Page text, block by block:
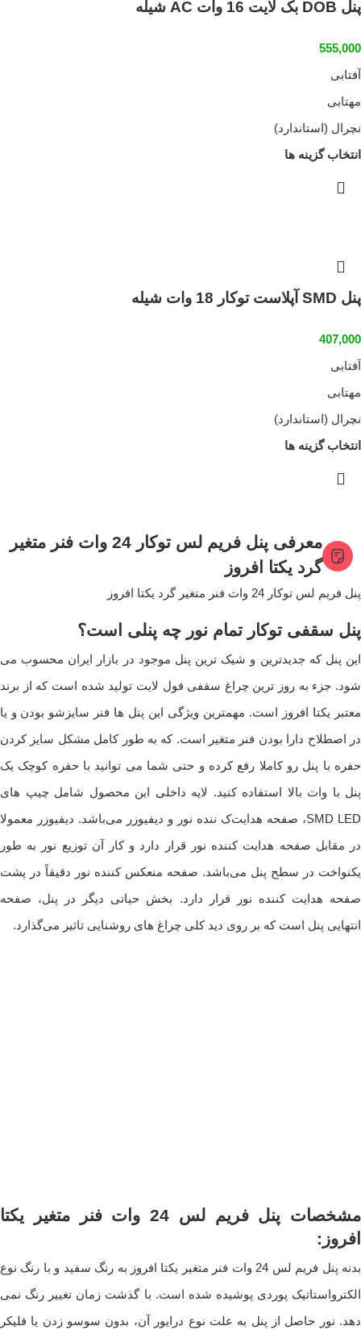
پنل DOB بک لایت 16 وات AC شیله
555,000
آفتابی
مهتابی
نچرال (استاندارد)
انتخاب گزینه ها
پنل SMD آپلاست توکار 18 وات شیله
407,000
آفتابی
مهتابی
نچرال (استاندارد)
انتخاب گزینه ها
معرفی ‌پنل فریم لس توکار 24 وات فنر متغیر
گرد یکتا افروز
پنل فریم لس توکار 24 وات فنر متغیر گرد یکتا افروز
پنل سقفی توکار تمام نور چه پنلی است؟
این پنل که جدیدترین و شیک ترین پنل موجود در بازار ایران محسوب می
شود. جزء به روز ترین چراغ سقفی فول لایت تولید شده است که از برند
معتبر یکتا افروز است. مهمترین ویژگی این پنل ها فنر سایزشو بودن و یا
در اصطلاح دارا بودن فنر متغیر است. که به طور کامل مشکل سایز کردن
حفره با پنل رو کاملا رفع کرده و حتی شما می توانید با حفره کوچک یک
پنل با وات بالا استفاده کنید. لایه داخلی این محصول شامل چیپ‌ های
SMD LED، صفحه هدایت‌ک ننده نور و دیفیوزر می‌باشد. دیفیوزر معمولا
در مقابل صفحه هدایت‌ کننده نور قرار دارد و کار آن توزیع نور به طور
یکنواخت در سطح پنل می‌باشد. صفحه منعکس‌ کننده نور دقیقاً در پشت
صفحه هدایت‌ کننده نور قرار دارد. بخش حیاتی دیگر در پنل، صفحه
انتهایی پنل است که بر روی دید کلی چراغ‌ های روشنایی تاثیر می‌گذارد.
مشخصات پنل فریم لس 24 وات فنر متغیر یکتا
افروز:
بدنه پنل فریم لس 24 وات فنر متغیر یکتا افروز به رنگ سفید و با رنگ نوع
الکترواستاتیک پوردی پوشیده شده است. با گذشت زمان تغییر رنگ نمی‌
دهد. نور حاصل از پنل به علت نوع درایور آن، بدون سوسو زدن یا فلیکر